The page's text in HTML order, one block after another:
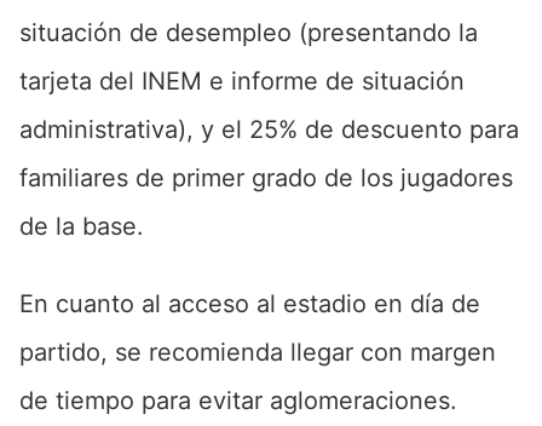
situación de desempleo (presentando la
tarjeta del INEM e informe de situación
administrativa), y el 25% de descuento para
familiares de primer grado de los jugadores
de la base.
En cuanto al acceso al estadio en día de
partido, se recomienda llegar con margen
de tiempo para evitar aglomeraciones.